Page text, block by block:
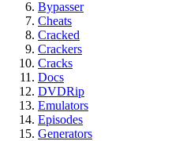
Bypasser
Cheats
Cracked
Crackers
Cracks
Docs
DVDRip
Emulators
Episodes
Generators